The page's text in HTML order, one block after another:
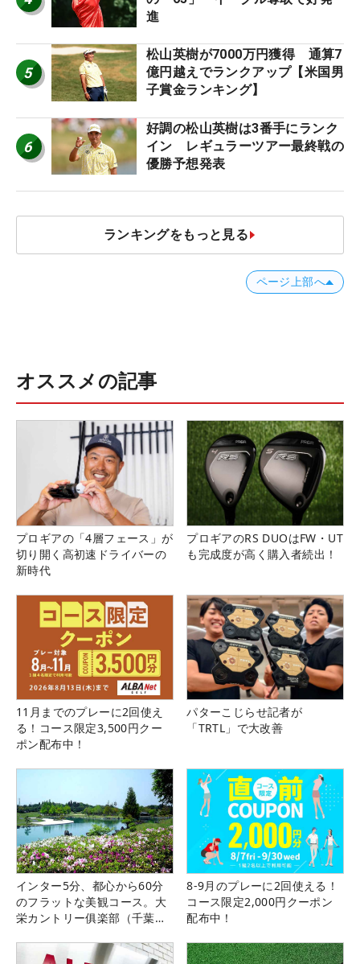
進
5
松山英樹が7000万円獲得 通算7
億円越えでランクアップ【米国男
子賞金ランキング】
6
好調の松山英樹は3番手にランク
イン レギュラーツアー最終戦の
優勝予想発表
ランキングをもっと見る
ページ上部へ
オススメの記事
プロギアの「4層フェース」が
切り開く高初速ドライバーの
新時代
プロギアのRS DUOはFW・UT
も完成度が高く購入者続出！
11月までのプレーに2回使え
る！コース限定3,500円クー
ポン配布中！
パターこじらせ記者が
「TRTL」で大改善
インター5分、都心から60分
のフラットな美観コース。大
栄カントリー俱楽部（千葉
8-9月のプレーに2回使える！
コース限定2,000円クーポン
配布中！